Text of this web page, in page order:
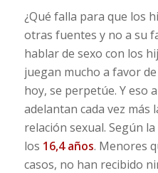
¿Qué falla para que los
otras fuentes y no a su
hablar de sexo con los
juegan mucho a favor
hoy, se perpetúe. Y eso
adelantan cada vez más
relación sexual. Según
los 16,4 años. Menores
casos, no han recibido